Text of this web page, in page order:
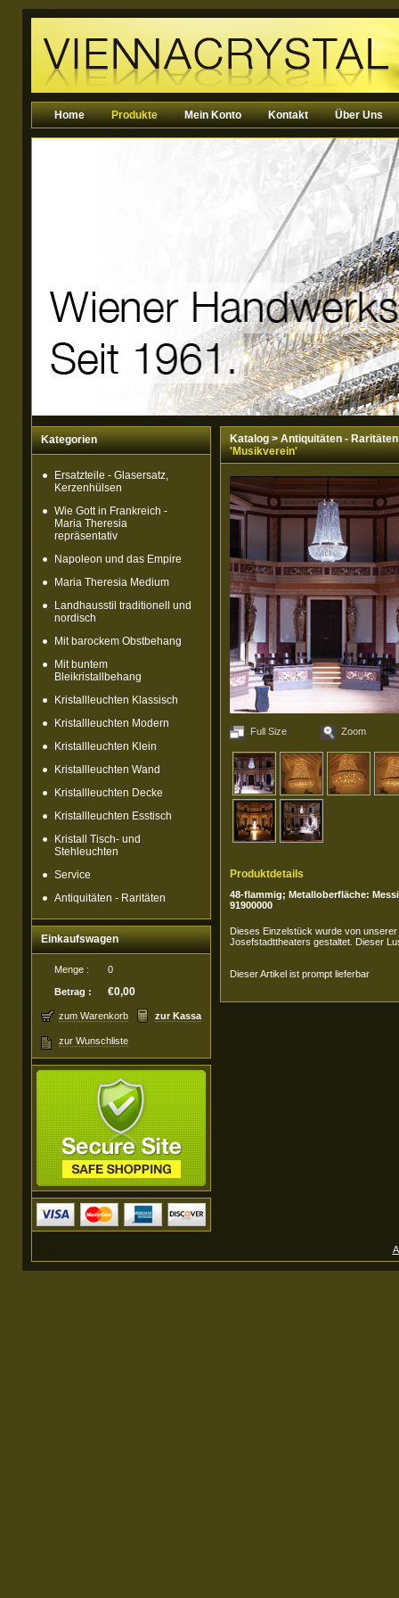
Home Produkte Mein Konto Kontakt Über Uns
Kategorien
Ersatzteile - Glasersatz,
Kerzenhülsen
Wie Gott in Frankreich -
Maria Theresia
repräsentativ
Napoleon und das Empire
Maria Theresia Medium
Landhausstil traditionell und
nordisch
Mit barockem Obstbehang
Mit buntem
Bleikristallbehang
Kristallleuchten Klassisch
Kristallleuchten Modern
Kristallleuchten Klein
Kristallleuchten Wand
Kristallleuchten Decke
Kristallleuchten Esstisch
Kristall Tisch- und
Stehleuchten
Service
Antiquitäten - Raritäten
Einkaufswagen
Menge : 0
Betrag : €0,00
zum Warenkorb zur Kassa
zur Wunschliste
Katalog > Antiquitäten - Raritäten
'Musikverein'
Full Size Zoom
Produktdetails
48-flammig; Metalloberfläche:
91900000
Dieses Einzelstück wurde von
Josefstadttheaters gestaltet. Dieser
Dieser Artikel ist prompt lieferbar